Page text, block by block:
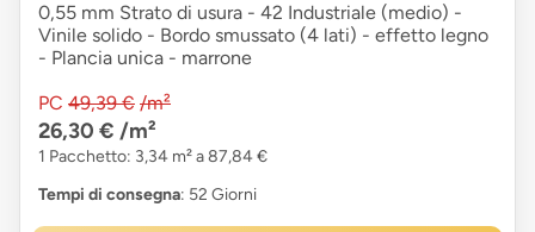
0,55 mm Strato di usura - 42 Industriale (medio) -
Vinile solido - Bordo smussato (4 lati) - effetto legno
- Plancia unica - marrone
PC 49,39 € /m²
26,30 € /m²
1 Pacchetto: 3,34 m² a 87,84 €
Tempi di consegna: 52 Giorni